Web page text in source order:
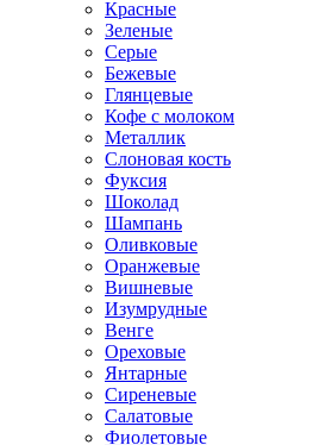
Красные
Зеленые
Серые
Бежевые
Глянцевые
Кофе с молоком
Металлик
Слоновая кость
Фуксия
Шоколад
Шампань
Оливковые
Оранжевые
Вишневые
Изумрудные
Венге
Ореховые
Янтарные
Сиреневые
Салатовые
Фиолетовые